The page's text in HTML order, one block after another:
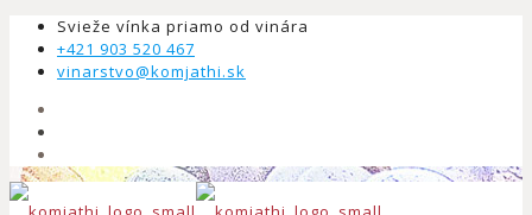
Svieže vínka priamo od vinára
+421 903 520 467
vinarstvo@komjathi.sk